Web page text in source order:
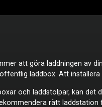
att göra laddningen av
laddbox. Att
och laddstolpar, kan
rätt